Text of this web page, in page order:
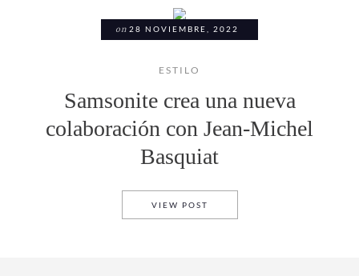
on 28 NOVIEMBRE, 2022
ESTILO
Samsonite crea una nueva
colaboración con Jean-Michel
Basquiat
VIEW POST